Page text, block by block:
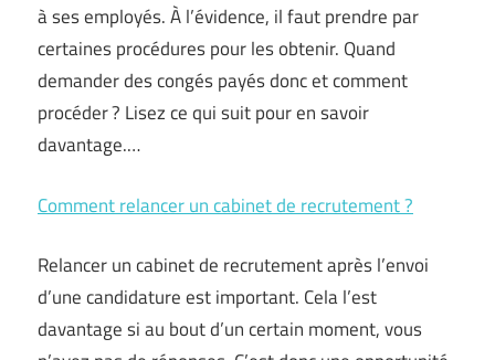
à ses employés. À l’évidence, il faut prendre par
certaines procédures pour les obtenir. Quand
demander des congés payés donc et comment
procéder ? Lisez ce qui suit pour en savoir
davantage.…
Comment relancer un cabinet de recrutement ?
Relancer un cabinet de recrutement après l’envoi
d’une candidature est important. Cela l’est
davantage si au bout d’un certain moment, vous